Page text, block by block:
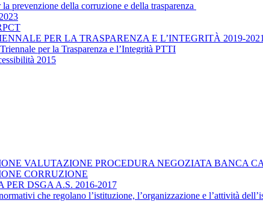
prevenzione della corruzione e della trasparenza
PER LA TRASPARENZA E L’INTEGRITÀ 2019-2021
per la Trasparenza e l’Integrità PTTI
2015
VALUTAZIONE PROCEDURA NEGOZIATA BANCA
CORRUZIONE
PER DSGA A.S. 2016-2017
che regolano l’istituzione, l’organizzazione e l’attività